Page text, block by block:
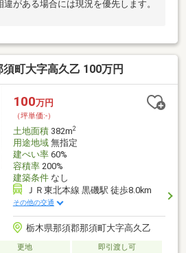
がある場合には現況を優先します。
町大字高久乙 100万円
100万円
（坪単価:-）
土地面積382m2
用途地域無指定
建ぺい率60%
容積率200%
建築条件なし
ＪＲ東北本線 黒磯駅 徒歩8.0km
その他の交通
栃木県那須郡那須町大字高久乙
更地 即引渡し可